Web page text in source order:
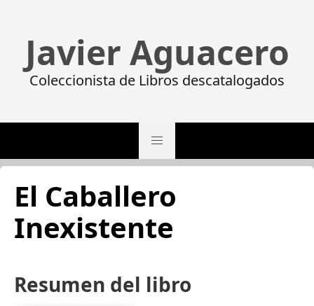
Javier Aguacero
Coleccionista de Libros descatalogados
El Caballero
Inexistente
Resumen del libro